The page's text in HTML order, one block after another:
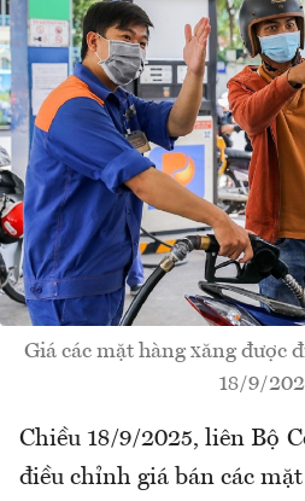
Giá các mặt hàng xăng được
18/9/
Chiều 18/9/2025, liên Bộ
điều chỉnh giá bán các